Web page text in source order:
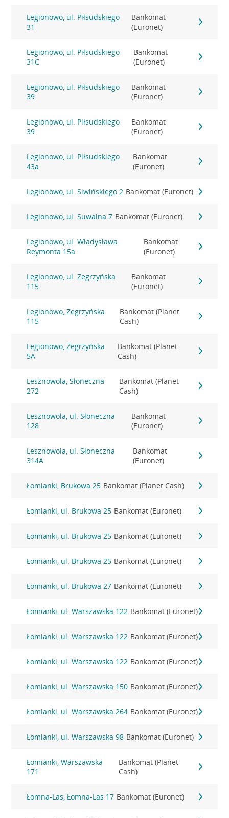
Legionowo, ul. Piłsudskiego
31
Bankomat
(Euronet)
Legionowo, ul. Piłsudskiego
31C
Bankomat
(Euronet)
Legionowo, ul. Piłsudskiego
39
Bankomat
(Euronet)
Legionowo, ul. Piłsudskiego
39
Bankomat
(Euronet)
Legionowo, ul. Piłsudskiego
43a
Bankomat
(Euronet)
Legionowo, ul. Siwińskiego 2 Bankomat (Euronet)
Legionowo, ul. Suwalna 7 Bankomat (Euronet)
Legionowo, ul. Władysława
Reymonta 15a
Bankomat
(Euronet)
Legionowo, ul. Zegrzyńska
115
Bankomat
(Euronet)
Legionowo, Zegrzyńska
115
Bankomat (Planet
Cash)
Legionowo, Zegrzyńska
5A
Bankomat (Planet
Cash)
Lesznowola, Słoneczna
272
Bankomat (Planet
Cash)
Lesznowola, ul. Słoneczna
128
Bankomat
(Euronet)
Lesznowola, ul. Słoneczna
314A
Bankomat
(Euronet)
Łomianki, Brukowa 25 Bankomat (Planet Cash)
Łomianki, ul. Brukowa 25 Bankomat (Euronet)
Łomianki, ul. Brukowa 25 Bankomat (Euronet)
Łomianki, ul. Brukowa 25 Bankomat (Euronet)
Łomianki, ul. Brukowa 27 Bankomat (Euronet)
Łomianki, ul. Warszawska 122 Bankomat (Euronet)
Łomianki, ul. Warszawska 122 Bankomat (Euronet)
Łomianki, ul. Warszawska 122 Bankomat (Euronet)
Łomianki, ul. Warszawska 150 Bankomat (Euronet)
Łomianki, ul. Warszawska 264 Bankomat (Euronet)
Łomianki, ul. Warszawska 98 Bankomat (Euronet)
Łomianki, Warszawska
171
Bankomat (Planet
Cash)
Łomna-Las, Łomna-Las 17 Bankomat (Euronet)